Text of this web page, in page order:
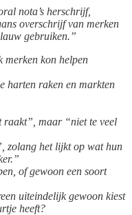
nota’s herschrijf,
overschrijf van merken
gebruiken.”
merken kon helpen
harten raken en markten
raakt”, maar “niet te veel
zolang het lijkt op wat hun
of gewoon een soort
uiteindelijk gewoon kiest
heeft?